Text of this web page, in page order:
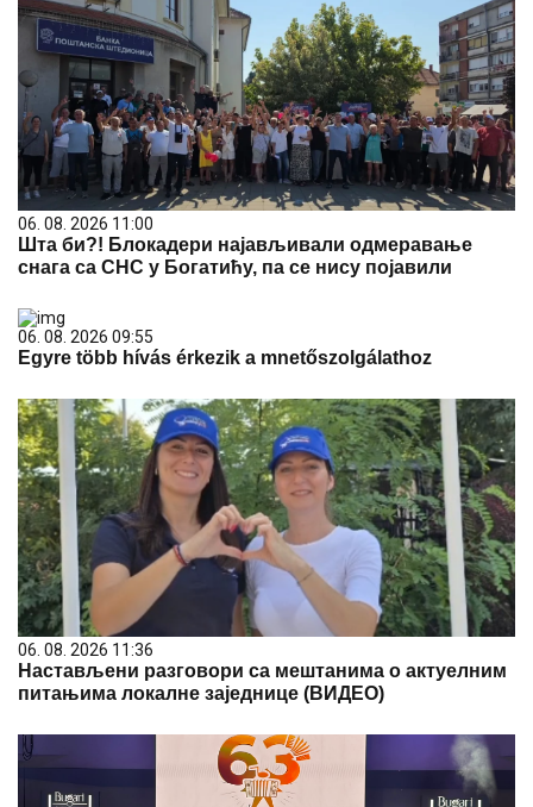
06. 08. 2026 11:00
Шта би?! Блокадери најављивали одмеравање
снага са СНС у Богатићу, па се нису појавили
06. 08. 2026 09:55
Egyre több hívás érkezik a mnetőszolgálathoz
06. 08. 2026 11:36
Настављени разговори са мештанима о актуелним
питањима локалне заједнице (ВИДЕО)